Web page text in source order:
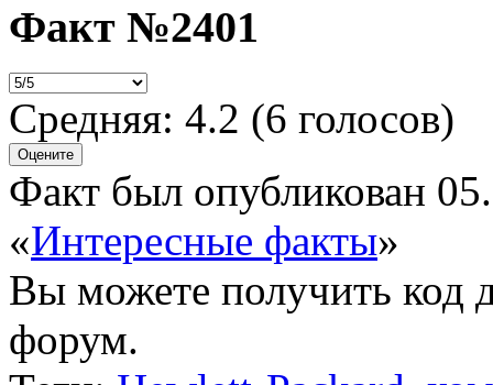
Факт №2401
Средняя: 4.2 (6 голосов)
Факт был опубликован
«Интересные факты»
Вы можете получить код
форум.